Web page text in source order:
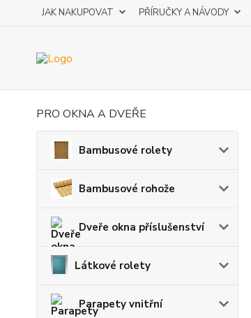
JAK NAKUPOVAT PŘÍRUČKY A NÁVODY
PRO OKNA A DVEŘE
Bambusové rolety
Bambusové rohože
Dveře okna příslušenství
Látkové rolety
Parapety vnitřní